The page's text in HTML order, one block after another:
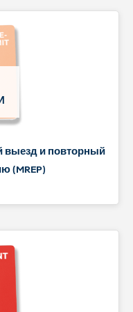
выезд и повторный
(MREP)